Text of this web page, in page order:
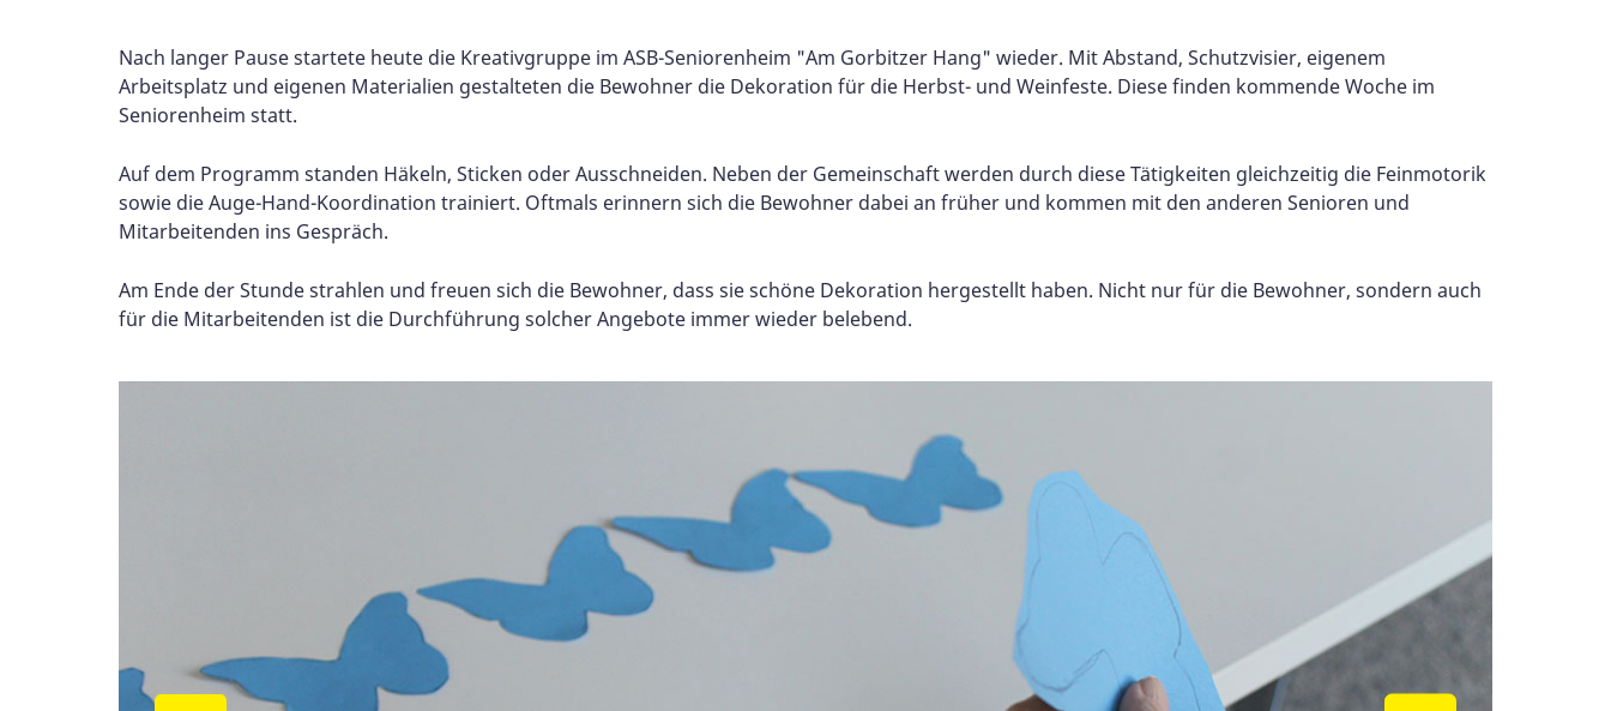
Nach langer Pause startete heute die Kreativgruppe im ASB-Seniorenheim "Am Gorbitzer Hang" wieder. Mit Abstand, Schutzvisier, eigenem
Arbeitsplatz und eigenen Materialien gestalteten die Bewohner die Dekoration für die Herbst- und Weinfeste. Diese finden kommende Woche im
Seniorenheim statt.
Auf dem Programm standen Häkeln, Sticken oder Ausschneiden. Neben der Gemeinschaft werden durch diese Tätigkeiten gleichzeitig die Feinmotorik
sowie die Auge-Hand-Koordination trainiert. Oftmals erinnern sich die Bewohner dabei an früher und kommen mit den anderen Senioren und
Mitarbeitenden ins Gespräch.
Am Ende der Stunde strahlen und freuen sich die Bewohner, dass sie schöne Dekoration hergestellt haben. Nicht nur für die Bewohner, sondern auch
für die Mitarbeitenden ist die Durchführung solcher Angebote immer wieder belebend.